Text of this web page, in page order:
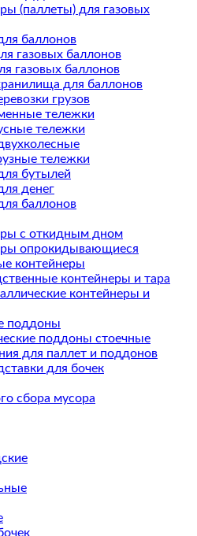
(паллеты) для газовых
баллонов
газовых баллонов
газовых баллонов
для баллонов
грузов
тележки
тележки
тележки
бутылей
денег
баллонов
с откидным дном
опрокидывающиеся
контейнеры
контейнеры и тара
контейнеры и
поддоны
поддоны стоечные
для паллет и поддонов
для бочек
сбора мусора